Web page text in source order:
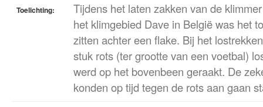
Toelichting:
Tijdens het laten zakken van de
het klimgebied Dave in België was het
zitten achter een flake. Bij het
stuk rots (ter grootte van een voetbal)
werd op het bovenbeen geraakt. De
konden op tijd tegen de rots aan gaan